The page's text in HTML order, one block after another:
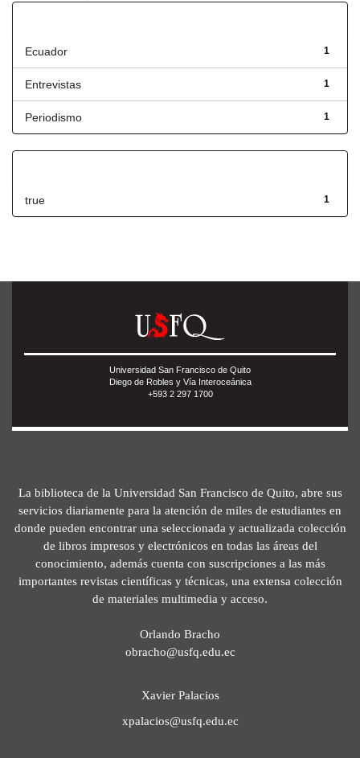
1
Ecuador
1
Entrevistas
1
Periodismo
1
true
Universidad San Francisco de Quito
Diego de Robles y Vía Interoceánica
+593 2 297 1700
La biblioteca de la Universidad San Francisco de Quito, abre sus
servicios diariamente para la atención de miles de estudiantes en
donde pueden encontrar una seleccionada y actualizada colección
de libros impresos y electrónicos en todas las áreas del
conocimiento, además cuenta con suscripciones a las más
importantes revistas científicas y técnicas, una extensa colección
de materiales multimedia y acceso.
Orlando Bracho
obracho@usfq.edu.ec
Xavier Palacios
xpalacios@usfq.edu.ec